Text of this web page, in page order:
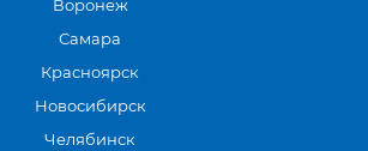
Воронеж
Самара
Красноярск
Новосибирск
Челябинск